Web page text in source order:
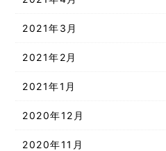
2021年3月
2021年2月
2021年1月
2020年12月
2020年11月